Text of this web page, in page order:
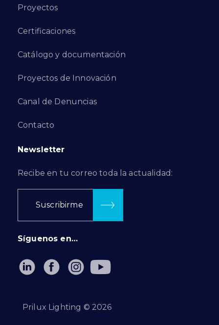
Proyectos
Certificaciones
Catálogo y documentación
Proyectos de Innovación
Canal de Denuncias
Contacto
Newsletter
Recibe en tu correo toda la actualidad:
Suscribirme
Síguenos en…
Prilux Lighting © 2026